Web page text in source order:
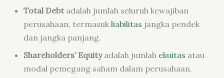
Total Debtadalah jumlah seluruh kewajiban
perusahaan, termasuk liabilitas jangka pendek
dan jangka panjang.
Shareholders’ Equityadalah jumlah ekuitas atau
modal pemegang saham dalam perusahaan.